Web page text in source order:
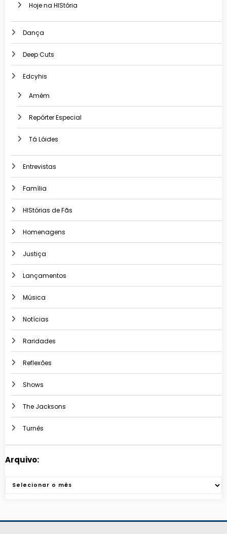
Hoje na HIStória
Dança
Deep Cuts
Edcyhis
Amém
Repórter Especial
Tá Lóides
Entrevistas
Família
HIStórias de Fãs
Homenagens
Justiça
Lançamentos
Música
Notícias
Raridades
Reflexões
Shows
The Jacksons
Turnês
Arquivo:
Arquivos